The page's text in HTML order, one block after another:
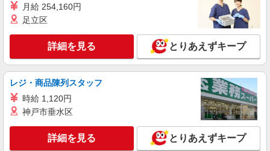
時＞平日（月〜金） 9:00〜14:00
東京都大田区田園調布3－25－17
キープ 詳細を見る
アルバイト パート
ケンタッキーフライドチキン 御嶽山店
カウンター・キッチンスタッフ ＜優先募集日
時＞土日祝 フルタイム
時給1300円 ＜高校生＞時給1250円
月給 254,160円
足立区
詳細を見る とりあえずキープ
レジ・商品陳列スタッフ
時給 1,120円
神戸市垂水区
詳細を見る とりあえずキープ